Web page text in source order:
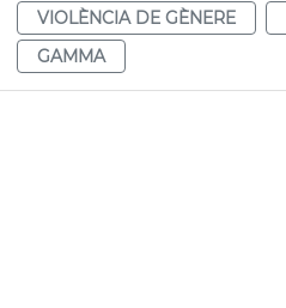
VIOLÈNCIA DE GÈNERE
GAMMA